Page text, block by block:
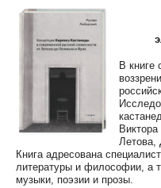
В книге
Летова,
Книга адресована
литературы и философии, а
музыки, поэзии и прозы.